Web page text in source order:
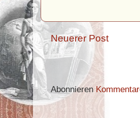
Neuerer Post
Abonnieren